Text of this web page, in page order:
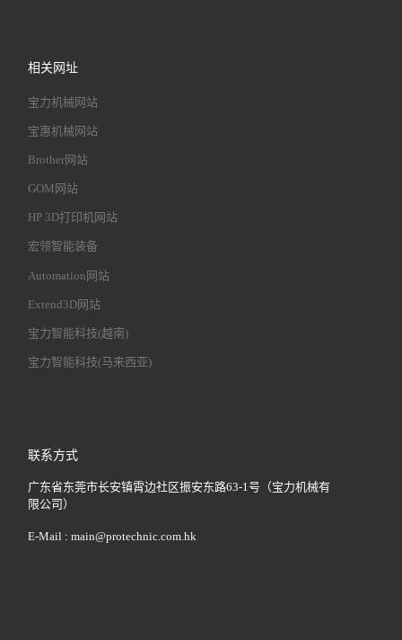
相关网址
宝力机械网站
宝惠机械网站
Brother网站
GOM网站
HP 3D打印机网站
宏领智能装备
Automation网站
Extend3D网站
宝力智能科技(越南)
宝力智能科技(马来西亚)
联系方式
广东省东莞市长安镇霄边社区振安东路63-1号（宝力机械有
限公司）
E-Mail :main@protechnic.com.hk